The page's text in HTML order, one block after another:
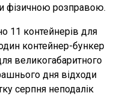
фізичною розправою.
11 контейнерів для
контейнер-бункер
великогабаритного
дня відходи
серпня неподалік